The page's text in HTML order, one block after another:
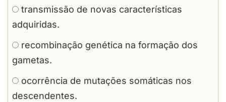
transmissão de novas características
adquiridas.
recombinação genética na formação dos
gametas.
ocorrência de mutações somáticas nos
descendentes.